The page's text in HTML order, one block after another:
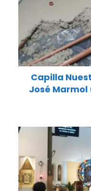
Capilla
José Marmol